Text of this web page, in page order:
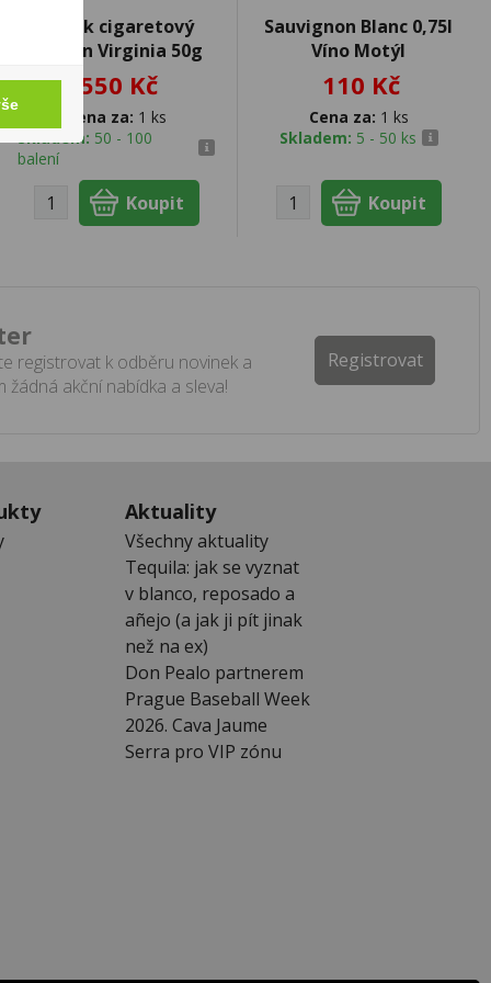
Tabák cigaretový
Golden Virginia 50g
550 Kč
Cena za: 1 ks
Skladem: 50 - 100
balení
Sauvignon Blanc 0,75l
Víno Motýl
110 Kč
Cena za: 1 ks
Skladem: 5 - 50 ks
registrovat k odběru novinek a
žádná akční nabídka a sleva!
Registrovat
Aktuality
Všechny aktuality
Tequila: jak se vyznat
v blanco, reposado a
añejo (a jak ji pít jinak
než na ex)
Don Pealo partnerem
Prague Baseball Week
2026. Cava Jaume
Serra pro VIP zónu